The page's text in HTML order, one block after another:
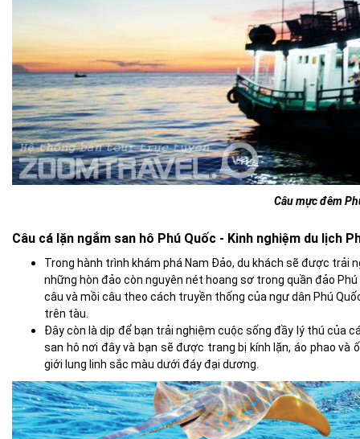
Câu mực đêm
Câu cá lặn ngắm san hô Phú Quốc - Kinh nghiệm du lịch
Trong hành trình khám phá Nam Đảo, du khách sẽ được trải
những hòn đảo còn nguyên nét hoang sơ trong quần đảo
câu và mồi câu theo cách truyền thống của ngư dân Phú
trên tàu.
Đây còn là dịp để bạn trải nghiệm cuộc sống đầy lý thú của
san hô nơi đây và bạn sẽ được trang bị kính lặn, áo phao
giới lung linh sắc màu dưới đáy đại dương.